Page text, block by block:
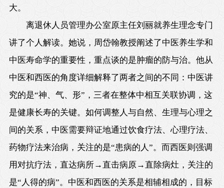
大。
离退休人员管理办公室原主任刘丽就养生理念专门
讲了个人解读。她说，周岱翰教授阐述了中医养生学和
中医寿命学的重要性，重点谈的是肿瘤的防与治。他从
中医和西医的角度详细解释了两者之间的不同：中医讲
究的是“神、气、形”，三者在整体中相互关联协调，这
是健康长寿的关键。如何调整人与自然、生理与心理之
间的关系，中医需要辩证地通过饮食疗法、心理疗法、
药物疗法来治病，关注的是“患病的人”。而西医则强调
用对抗疗法，直达病所→直击病原→直除病灶，关注的
是“人得的病”。中医和西医的关系是相辅相成的，目标